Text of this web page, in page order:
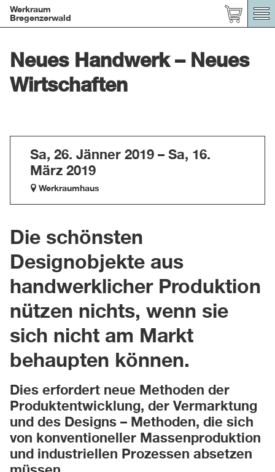
Werkraum
Bregenzerwald
Neues Handwerk – Neues
Wirtschaften
Sa, 26. Jänner 2019 – Sa, 16.
März 2019
Werkraumhaus
Die schönsten
Designobjekte aus
handwerklicher Produktion
nützen nichts, wenn sie
sich nicht am Markt
behaupten können.
Dies erfordert neue Methoden der
Produktentwicklung, der Vermarktung
und des Designs – Methoden, die sich
von konventioneller Massenproduktion
und industriellen Prozessen absetzen